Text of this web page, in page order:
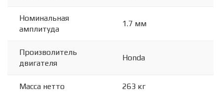
Номинальная
амплитуда
1.7 мм
Произволитель
двигателя
Honda
Масса нетто 263 кг